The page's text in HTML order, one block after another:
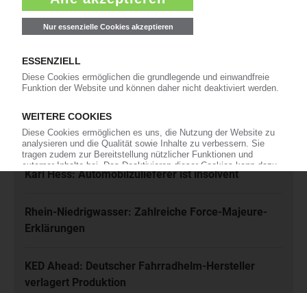
und akzeptiere diese.
Jetzt kostenfrei abonnieren
Meistgelesen
Karl Hess: Automobilzulieferer ist insolvent
Rhein-Niedrigwasser: Zahlreiche Force-Majeure-
Erklärungen
KED Ahead: Deutscher Fahrradhelm-Hersteller
verlagert Produktion